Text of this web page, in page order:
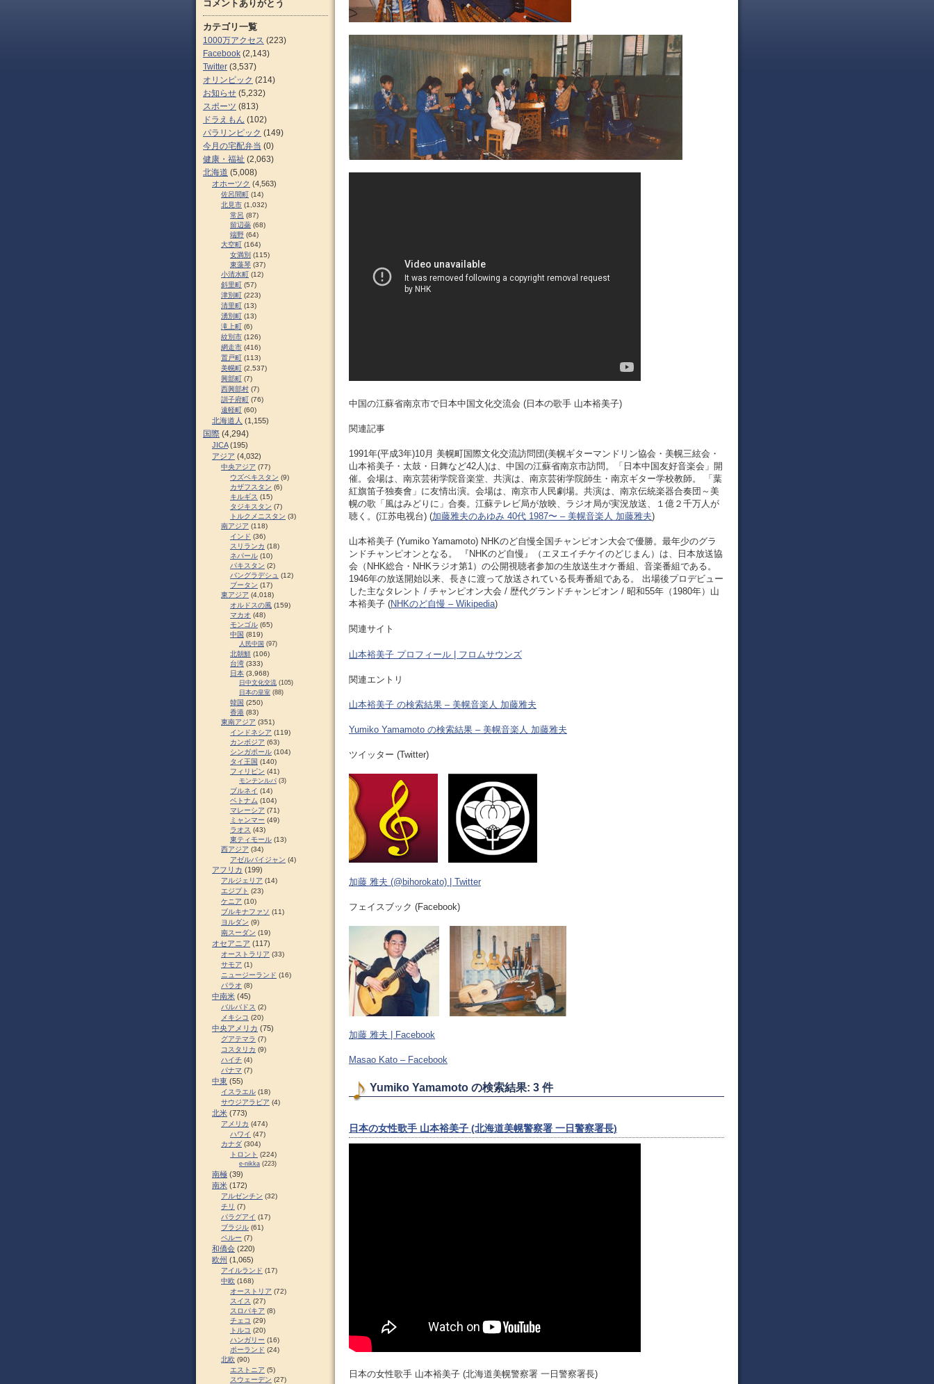
中国の江蘇省南京市で日本中国文化交流会 (日本の歌手 山本裕美子)
関連記事
1991年(平成3年)10月 美幌町国際文化交流訪問団(美幌ギターマンドリン協会・美幌三絃会・
山本裕美子・太鼓・日舞など42人)は、中国の江蘇省南京市訪問。「日本中国友好音楽会」開
催。会場は、南京芸術学院音楽堂、共演は、南京芸術学院師生・南京ギター学校教師。 「葉
紅旗笛子独奏會」に友情出演。会場は、南京市人民劇場。共演は、南京伝統楽器合奏団～美
幌の歌「風はみどりに」合奏。江蘇テレビ局が放映、ラジオ局が実況放送、１億２千万人が
聴く。(江苏电视台) (加藤雅夫のあゆみ 40代 1987〜 – 美幌音楽人 加藤雅夫)
山本裕美子 (Yumiko Yamamoto) NHKのど自慢全国チャンピオン大会で優勝。最年少のグラ
ンドチャンピオンとなる。 『NHKのど自慢』（エヌエイチケイのどじまん）は、日本放送協
会（NHK総合・NHKラジオ第1）の公開視聴者参加の生放送生オケ番組、音楽番組である。
1946年の放送開始以来、長きに渡って放送されている長寿番組である。 出場後プロデビュー
した主なタレント / チャンピオン大会 / 歴代グランドチャンピオン / 昭和55年（1980年）山
本裕美子 (NHKのど自慢 – Wikipedia)
関連サイト
山本裕美子 プロフィール | フロムサウンズ
関連エントリ
山本裕美子 の検索結果 – 美幌音楽人 加藤雅夫
Yumiko Yamamoto の検索結果 – 美幌音楽人 加藤雅夫
ツイッター (Twitter)
加藤 雅夫 (@bihorokato) | Twitter
フェイスブック (Facebook)
加藤 雅夫 | Facebook
Masao Kato – Facebook
Yumiko Yamamoto の検索結果: 3 件
日本の女性歌手 山本裕美子 (北海道美幌警察署 一日警察署長)
日本の女性歌手 山本裕美子 (北海道美幌警察署 一日警察署長)
コメントありがとう
カテゴリ一覧
1000万アクセス (223)
Facebook (2,143)
Twitter (3,537)
オリンピック (214)
お知らせ (5,232)
スポーツ (813)
ドラえもん (102)
パラリンピック (149)
今月の宅配弁当 (0)
健康・福祉 (2,063)
北海道 (5,008)
オホーツク (4,563)
佐呂間町 (14)
北見市 (1,032)
常呂 (87)
留辺蘂 (68)
端野 (64)
大空町 (164)
女満別 (115)
東藻琴 (37)
小清水町 (12)
斜里町 (57)
津別町 (223)
清里町 (13)
湧別町 (13)
滝上町 (6)
紋別市 (126)
網走市 (416)
置戸町 (113)
美幌町 (2,537)
興部町 (7)
西興部村 (7)
訓子府町 (76)
遠軽町 (60)
北海道人 (1,155)
国際 (4,294)
JICA(195)
アジア (4,032)
中央アジア (77)
ウズベキスタン (9)
カザフスタン (6)
キルギス (15)
タジキスタン (7)
トルクメニスタン (3)
南アジア (118)
インド (36)
スリランカ (18)
ネパール (10)
パキスタン (2)
バングラデシュ (12)
ブータン (17)
東アジア (4,018)
オルドスの風 (159)
マカオ (48)
モンゴル (65)
中国 (819)
人民中国 (97)
北朝鮮 (106)
台湾 (333)
日本 (3,968)
日中文化交流 (105)
日本の皇室 (88)
韓国 (250)
香港 (83)
東南アジア (351)
インドネシア (119)
カンボジア (63)
シンガポール (104)
タイ王国 (140)
フィリピン (41)
モンテンルパ (3)
ブルネイ (14)
ベトナム (104)
マレーシア (71)
ミャンマー (49)
ラオス (43)
東ティモール (13)
西アジア (34)
アゼルバイジャン (4)
アフリカ (199)
アルジェリア (14)
エジプト (23)
ケニア (10)
ブルキナファソ (11)
ヨルダン (9)
南スーダン (19)
オセアニア (117)
オーストラリア (33)
サモア (1)
ニュージーランド (16)
パラオ (8)
中南米 (45)
バルバドス (2)
メキシコ (20)
中央アメリカ (75)
グアテマラ (7)
コスタリカ (9)
ハイチ (4)
パナマ (7)
中東 (55)
イスラエル (18)
サウジアラビア (4)
北米 (773)
アメリカ (474)
ハワイ (47)
カナダ (304)
トロント (224)
e-nikka (223)
南極 (39)
南米 (172)
アルゼンチン (32)
チリ (7)
パラグアイ (17)
ブラジル (61)
ペルー (7)
和僑会 (220)
欧州 (1,065)
アイルランド (17)
中欧 (168)
オーストリア (72)
スイス (27)
スロパキア (8)
チェコ (29)
トルコ (20)
ハンガリー (16)
ポーランド (24)
北欧 (90)
エストニア (5)
スウェーデン (27)